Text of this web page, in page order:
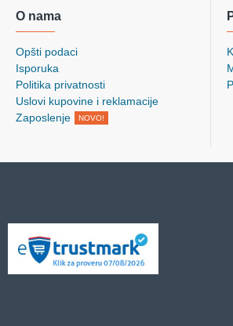
O nama
Opšti podaci
Isporuka
Politika privatnosti
Uslovi kupovine i reklamacije
Zaposlenje
NOVO!